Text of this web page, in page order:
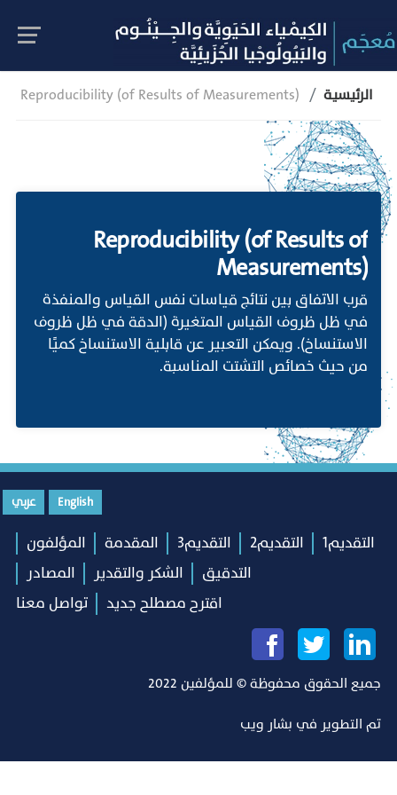
Reproducibility (of Results of Measurements) الرئيسية
Reproducibility (of Results of
Measurements)
قرب الاتفاق بين نتائج قياسات نفس القياس والمنفذة
في ظل ظروف القياس المتغيرة (الدقة في ظل ظروف
الاستنساخ). ويمكن التعبير عن قابلية الاستنساخ كميًا
من حيث خصائص التشتت المناسبة.
English عربي
التقديم1 التقديم2 التقديم3 المقدمة
المؤلفون
التدقيق
الشكر والتقدير
المصادر
اقترح مصطلح جديد
تواصل معنا
جميع الحقوق محفوظة © للمؤلفين 2022
تم التطوير في بشار ويب